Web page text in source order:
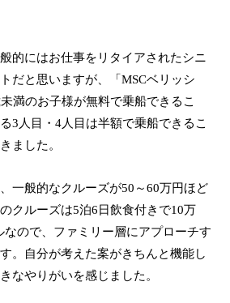
的にはお仕事をリタイアされたシニ
だと思いますが、「MSCベリッシ
満のお子様が無料で乗船できるこ
3人目・4人目は半額で乗船できるこ
ました。
一般的なクルーズが50～60万円ほど
クルーズは5泊6日飲食付きで10万
なので、ファミリー層にアプローチす
。自分が考えた案がきちんと機能し
なやりがいを感じました。